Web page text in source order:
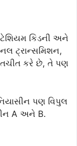
કિડની અને
ટ્રાન્સમિશન,
કરે છે, તે પણ
પણ વિપુલ
A અને B.